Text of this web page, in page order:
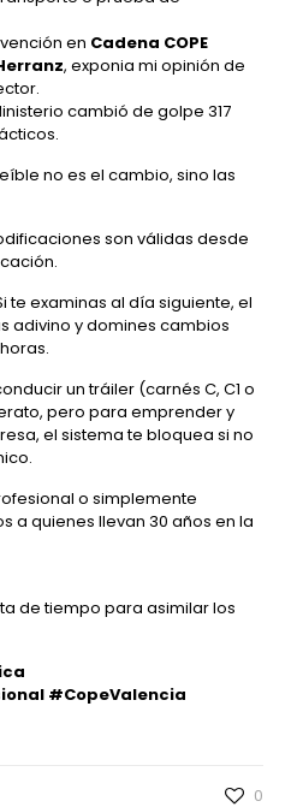
en Cadena COPE
, exponia mi opinión de
cambió de golpe 317
no es el cambio, sino las
son válidas desde
te examinas al día siguiente, el
adivino y domines cambios
un tráiler (carnés C, C1 o
pero para emprender y
el sistema te bloquea si no
o simplemente
a quienes llevan 30 años en la
de tiempo para asimilar los
#CopeValencia
0